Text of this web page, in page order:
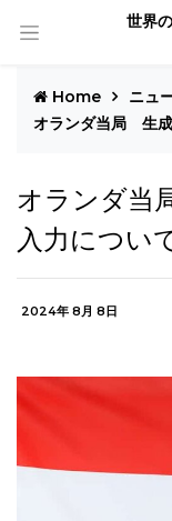
世界
Home
ニュ
オランダ当局 生
オランダ当
入力につい
2024年 8月 8日